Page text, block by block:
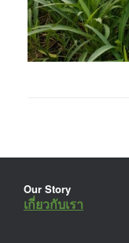
Our Story
เกี่ยวกับเรา